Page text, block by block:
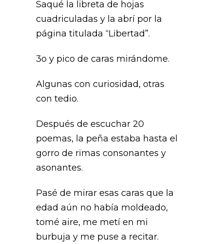
Saqué la libreta de hojas
cuadriculadas y la abrí por la
página titulada “Libertad”.
3o y pico de caras mirándome.
Algunas con curiosidad, otras
con tedio.
Después de escuchar 20
poemas, la peña estaba hasta el
gorro de rimas consonantes y
asonantes.
Pasé de mirar esas caras que la
edad aún no había moldeado,
tomé aire, me metí en mi
burbuja y me puse a recitar.